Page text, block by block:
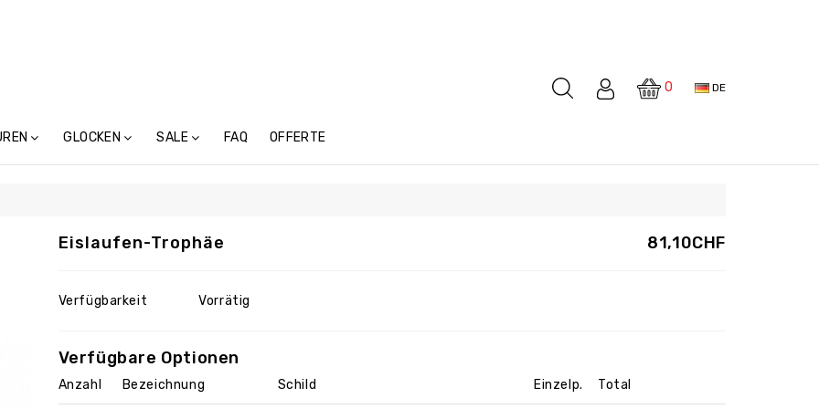
0 DE
GLOCKEN SALE FAQ OFFERTE
81,10CHF
Eislaufen-Trophäe
Verfügbarkeit Vorrätig
Verfügbare Optionen
Anzahl Bezeichnung Schild Einzelp. Total